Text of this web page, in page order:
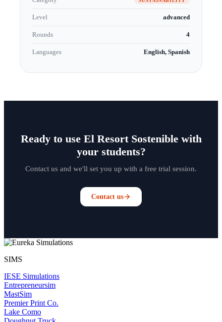
Level advanced
Rounds 4
Languages English, Spanish
Ready to use El Resort Sostenible with
your students?
Contact us and we'll set you up with a free trial session.
Contact us
SIMS
IESE Simulations
Entrepreneursim
MastSim
Premier Print Co.
Lake Como